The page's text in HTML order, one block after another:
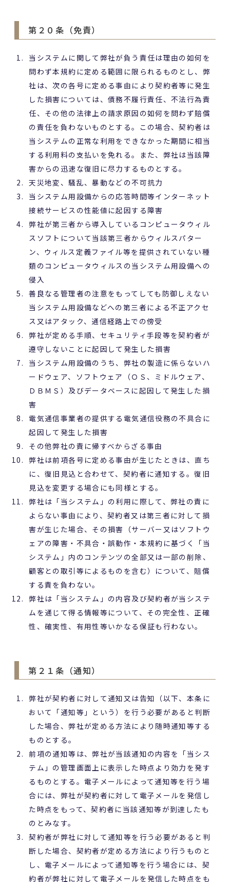
第２０条（免責）
当システムに関して弊社が負う責任は理由の如何を
問わず本規約に定める範囲に限られるものとし、弊
社は、次の各号に定める事由により契約者等に発生
した損害については、債務不履行責任、不法行為責
任、その他の法律上の請求原因の如何を問わず賠償
の責任を負わないものとする。この場合、契約者は
当システムの正常な利用をできなかった期間に相当
する利用料の支払いを免れる。また、弊社は当該障
害からの迅速な復旧に尽力するものとする。
天災地変、騒乱、暴動などの不可抗力
当システム用設備からの応答時間等インターネット
接続サービスの性能値に起因する障害
弊社が第三者から導入しているコンピュータウィル
スソフトについて当該第三者からウィルスパター
ン、ウィルス定義ファイル等を提供されていない種
類のコンピュータウィルスの当システム用設備への
侵入
善良なる管理者の注意をもってしても防御しえない
当システム用設備などへの第三者による不正アクセ
ス又はアタック、通信経路上での傍受
弊社が定める手順、セキュリティ手段等を契約者が
遵守しないことに起因して発生した損害
当システム用設備のうち、弊社の製造に係らないハ
ードウェア、ソフトウェア（ＯＳ、ミドルウェア、
ＤＢＭＳ）及びデータベースに起因して発生した損
害
電気通信事業者の提供する電気通信役務の不具合に
起因して発生した損害
その他弊社の責に帰すべからざる事由
弊社は前項各号に定める事由が生じたときは、直ち
に、復旧見込と合わせて、契約者に通知する。復旧
見込を変更する場合にも同様とする。
弊社は「当システム」の利用に際して、弊社の責に
よらない事由により、契約者又は第三者に対して損
害が生じた場合、その損害（サーバー又はソフトウ
ェアの障害・不具合・誤動作・本規約に基づく「当
システム」内のコンテンツの全部又は一部の削除、
顧客との取引等によるものを含む）について、賠償
する責を負わない。
弊社は「当システム」の内容及び契約者が当システ
ムを通じて得る情報等について、その完全性、正確
性、確実性、有用性等いかなる保証も行わない。
第２１条（通知）
弊社が契約者に対して通知又は告知（以下、本条に
おいて「通知等」という）を行う必要があると判断
した場合、弊社が定める方法により随時通知等する
ものとする。
前項の通知等は、弊社が当該通知の内容を「当シス
テム」の管理画面上に表示した時点より効力を発す
るものとする。電子メールによって通知等を行う場
合には、弊社が契約者に対して電子メールを発信し
た時点をもって、契約者に当該通知等が到達したも
のとみなす。
契約者が弊社に対して通知等を行う必要があると判
断した場合、契約者が定める方法により行うものと
し、電子メールによって通知等を行う場合には、契
約者が弊社に対して電子メールを発信した時点をも